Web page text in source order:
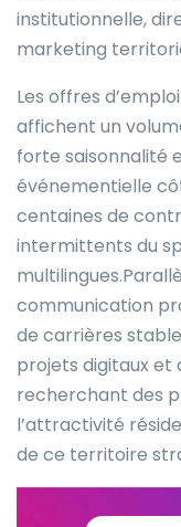
institutionnelle,
marketing
Les offres
affichent un
forte saisonnalité
événementielle
centaines de
intermittents du
communication
de carrières
projets digitaux et
recherchant des
l’attractivité
de ce territoire